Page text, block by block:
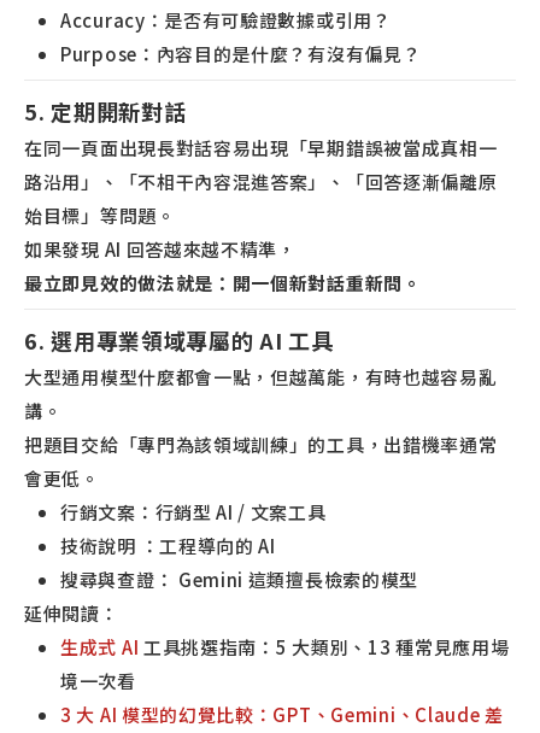
Accuracy：是否有可驗證數據或引用？
Purpose：內容目的是什麼？有沒有偏見？
5. 定期開新對話
在同一頁面出現長對話容易出現「早期錯誤被當成真相一
路沿用」、「不相干內容混進答案」、「回答逐漸偏離原
始目標」等問題。
如果發現 AI 回答越來越不精準，
最立即見效的做法就是：開一個新對話重新問。
6. 選用專業領域專屬的 AI 工具
大型通用模型什麼都會一點，但越萬能，有時也越容易亂
講。
把題目交給「專門為該領域訓練」的工具，出錯機率通常
會更低。
行銷文案：行銷型 AI / 文案工具
技術說明 ：工程導向的 AI
搜尋與查證： Gemini 這類擅長檢索的模型
延伸閱讀：
生成式 AI 工具挑選指南：5 大類別、13 種常見應用場
境一次看
3 大 AI 模型的幻覺比較：GPT、Gemini、Claude 差